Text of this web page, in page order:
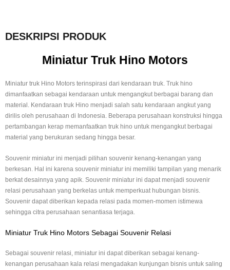
DESKRIPSI PRODUK
Miniatur Truk Hino Motors
Miniatur truk Hino Motors terinspirasi dari kendaraan truk. Truk hino
dimanfaatkan sebagai kendaraan untuk mengangkut berbagai barang dan
material. Kendaraan truk Hino menjadi salah satu kendaraan angkut yang
dirilis oleh perusahaan di Indonesia. Beberapa perusahaan konstruksi hingga
pertambangan kerap memanfaatkan truk hino untuk mengangkut berbagai
material yang berukuran sedang hingga besar.
Souvenir miniatur ini menjadi pilihan souvenir kenang-kenangan yang
berkesan. Hal ini karena souvenir miniatur ini memiliki tampilan yang menarik
berkat desainnya yang apik. Souvenir miniatur ini dapat menjadi souvenir
relasi perusahaan yang berkelas untuk memperkuat hubungan bisnis.
Souvenir dapat diberikan kepada relasi pada momen-momen istimewa
sehingga citra perusahaan senantiasa terjaga.
Miniatur Truk Hino Motors Sebagai Souvenir Relasi
Sebagai souvenir relasi, miniatur ini dapat diberikan sebagai kenang-
kenangan perusahaan kala relasi mengadakan kunjungan bisnis untuk saling